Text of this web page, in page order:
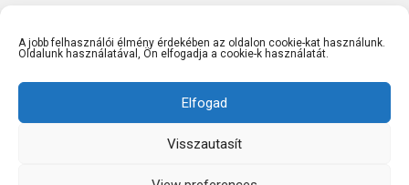
A jobb felhasználói élmény érdekében az oldalon cookie-kat használunk.
Oldalunk használatával, Ön elfogadja a cookie-k használatát.
Elfogad
Visszautasít
dr.